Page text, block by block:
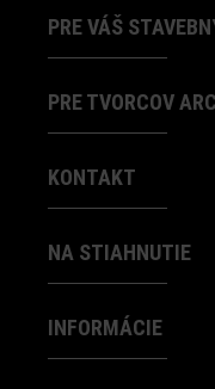
PRE VÁŠ
PRE TVORCOV
KONTAKT
NA STIAHNUTIE
INFORMÁCIE